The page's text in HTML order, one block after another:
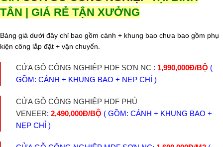
TÂN | GIÁ RẺ TẬN XƯỞNG
Bảng giá dưới đây chỉ bao gồm cánh + khung bao chưa bao gồm phụ
kiện công lắp đặt + vận chuyển.
CỬA GỖ CÔNG NGHIỆP HDF SƠN NC : 1,990,000Đ/BỘ (
GỒM: CÁNH + KHUNG BAO + NẸP CHỈ )
CỬA GỖ CÔNG NGHIỆP HDF PHỦ
VENEER: 2,490,000Đ/BỘ ( GỒM: CÁNH + KHUNG BAO +
NẸP CHỈ )